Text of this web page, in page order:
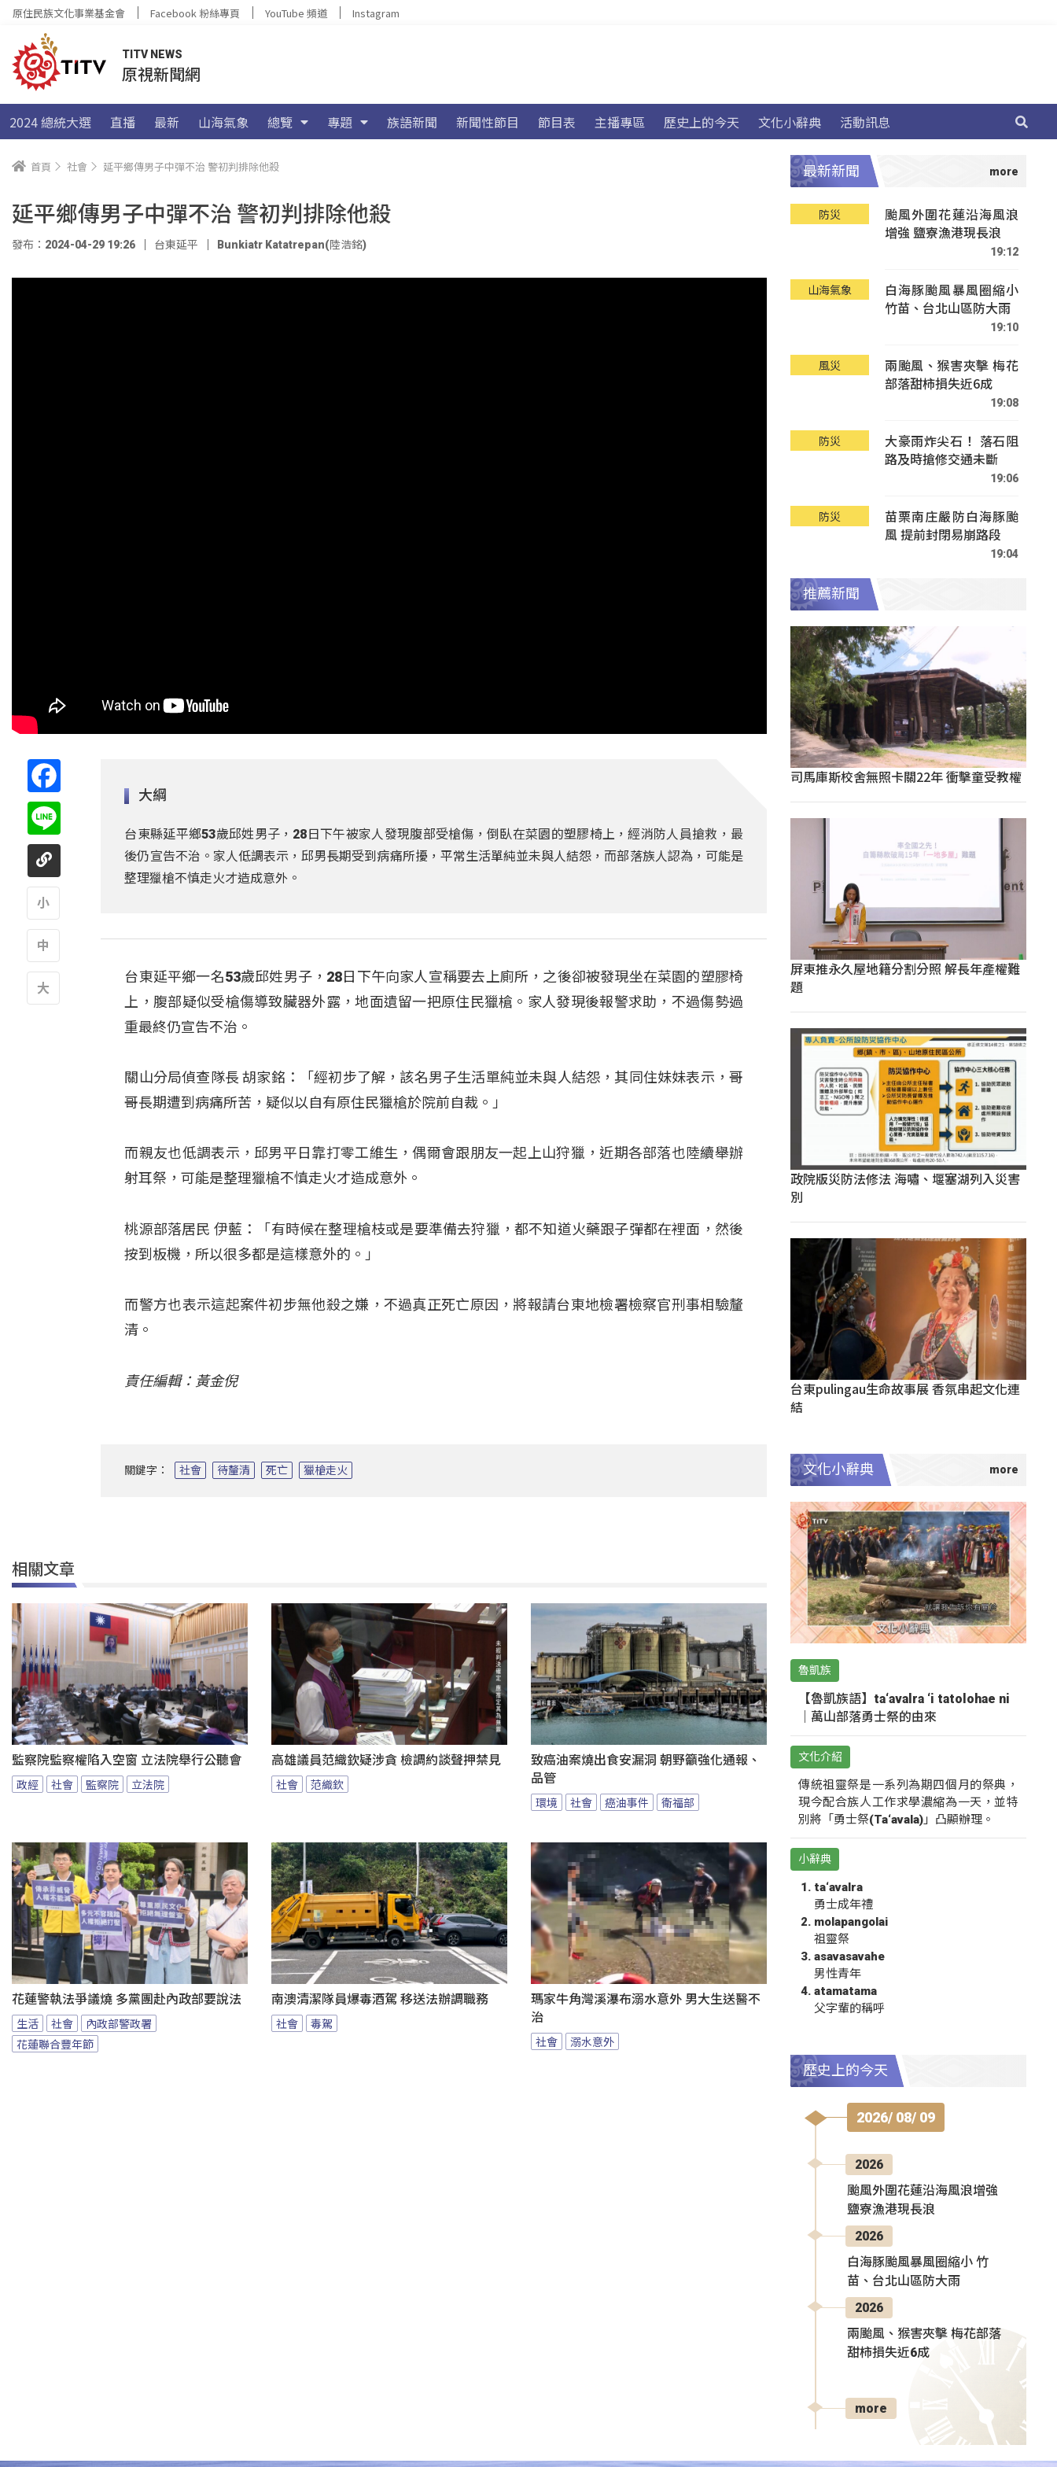
原住民族文化事業基金會 Facebook 粉絲專頁 YouTube 頻道 Instagram
TITV NEWS
原視新聞網
2024 總統大選 直播 最新 山海氣象 總覽 專題 族語新聞 新聞性節目 節目表 主播專區 歷史上的今天 文化小辭典 活動訊息
首頁 社會 延平鄉傳男子中彈不治 警初判排除他殺
延平鄉傳男子中彈不治 警初判排除他殺
發布：2024-04-29 19:26 台東延平 Bunkiatr Katatrepan(陸浩銘)
大綱
台東縣延平鄉53歲邱姓男子，28日下午被家人發現腹部受槍傷，倒臥在菜園的塑膠椅上，經消防人員搶救，最
後仍宣告不治。家人低調表示，邱男長期受到病痛所擾，平常生活單純並未與人結怨，而部落族人認為，可能是
整理獵槍不慎走火才造成意外。
台東延平鄉一名53歲邱姓男子，28日下午向家人宣稱要去上廁所，之後卻被發現坐在菜園的塑膠椅
上，腹部疑似受槍傷導致臟器外露，地面遺留一把原住民獵槍。家人發現後報警求助，不過傷勢過
重最終仍宣告不治。
關山分局偵查隊長 胡家銘：「經初步了解，該名男子生活單純並未與人結怨，其同住妹妹表示，哥
哥長期遭到病痛所苦，疑似以自有原住民獵槍於院前自裁。」
而親友也低調表示，邱男平日靠打零工維生，偶爾會跟朋友一起上山狩獵，近期各部落也陸續舉辦
射耳祭，可能是整理獵槍不慎走火才造成意外。
桃源部落居民 伊藍：「有時候在整理槍枝或是要準備去狩獵，都不知道火藥跟子彈都在裡面，然後
按到板機，所以很多都是這樣意外的。」
而警方也表示這起案件初步無他殺之嫌，不過真正死亡原因，將報請台東地檢署檢察官刑事相驗釐
清。
責任編輯：黃金倪
關鍵字： 社會 待釐清 死亡 獵槍走火
相關文章
監察院監察權陷入空窗 立法院舉行公聽會
政經 社會 監察院 立法院
高雄議員范織欽疑涉貪 檢調約談聲押禁見
社會 范織欽
致癌油案燒出食安漏洞 朝野籲強化通報、
品管
環境 社會 癌油事件 衛福部
花蓮警執法爭議燒 多黨團赴內政部要說法
生活 社會
內政部警政署
花蓮聯合豐年節
南澳清潔隊員爆毒酒駕 移送法辦調職務
社會 毒駕
瑪家牛角灣溪瀑布溺水意外 男大生送醫不
治
社會 溺水意外
最新新聞
防災
颱風外圍花蓮沿海風浪
增強 鹽寮漁港現長浪
19:12
山海氣象
白海豚颱風暴風圈縮小
竹苗、台北山區防大雨
19:10
風災
兩颱風、猴害夾擊 梅花
部落甜柿損失近6成
19:08
防災
大豪雨炸尖石！ 落石阻
路及時搶修交通未斷
19:06
防災
苗栗南庄嚴防白海豚颱
風 提前封閉易崩路段
19:04
推薦新聞
司馬庫斯校舍無照卡關22年 衝擊童受教權
屏東推永久屋地籍分割分照 解長年產權難
題
政院版災防法修法 海嘯、堰塞湖列入災害
別
台東pulingau生命故事展 香氛串起文化連
結
文化小辭典
魯凱族
【魯凱族語】ta‘avalra ‘i tatolohae ni
｜萬山部落勇士祭的由來
文化介紹
傳統祖靈祭是一系列為期四個月的祭典，
現今配合族人工作求學濃縮為一天，並特
別將「勇士祭(Ta‘avala)」凸顯辦理。
小辭典
ta‘avalra
勇士成年禮
molapangolai
祖靈祭
asavasavahe
男性青年
atamatama
父字輩的稱呼
歷史上的今天
2026/ 08/ 09
2026
颱風外圍花蓮沿海風浪增強
鹽寮漁港現長浪
2026
白海豚颱風暴風圈縮小 竹
苗、台北山區防大雨
2026
兩颱風、猴害夾擊 梅花部落
甜柿損失近6成
more